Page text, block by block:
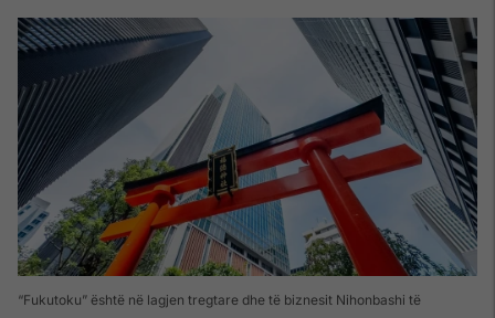
“Fukutoku” është në lagjen tregtare dhe të biznesit Nihonbashi të